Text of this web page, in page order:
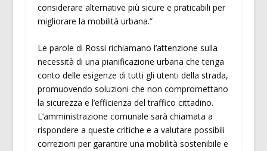
considerare alternative più sicure e praticabili per
migliorare la mobilità urbana.”
Le parole di Rossi richiamano l’attenzione sulla
necessità di una pianificazione urbana che tenga
conto delle esigenze di tutti gli utenti della strada,
promuovendo soluzioni che non compromettano
la sicurezza e l’efficienza del traffico cittadino.
L’amministrazione comunale sarà chiamata a
rispondere a queste critiche e a valutare possibili
correzioni per garantire una mobilità sostenibile e